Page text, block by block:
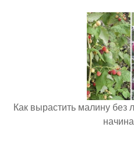
Как вырастить малину без